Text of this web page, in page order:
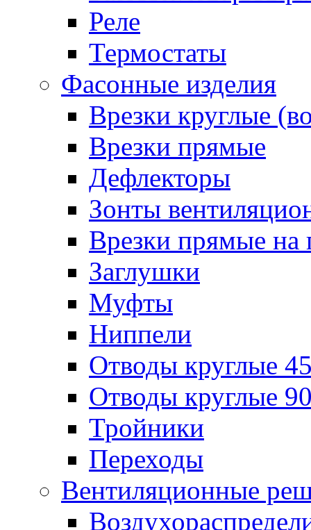
Реле
Термостаты
Фасонные изделия
Врезки круглые
Врезки прямые
Дефлекторы
Зонты
Врезки прямые на
Заглушки
Муфты
Ниппели
Отводы круглые
Отводы круглые
Тройники
Переходы
Вентиляционные